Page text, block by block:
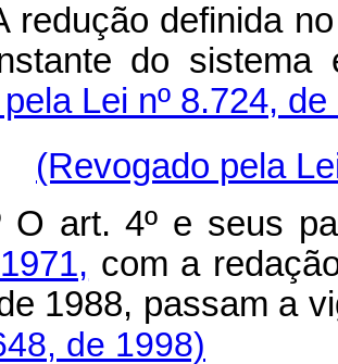
redução definida
do sistema
Lei nº 8.724,
(Revogado pela
O art. 4º e seus
com a
1988, passam a
de 1998)